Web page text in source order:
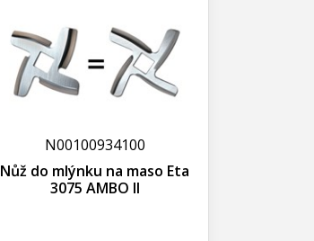
N00100934100
Nůž do mlýnku na maso Eta
3075 AMBO II